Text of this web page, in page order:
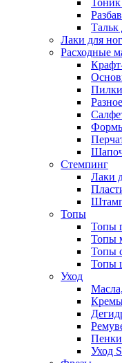
Тоник
Лаки для
Расходные
Разное
Стемпинг
Лаки
Топы
Топы
Топы
Топы
Топы
Уход
Уход